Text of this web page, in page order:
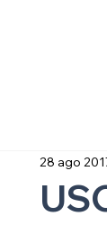
28 ago